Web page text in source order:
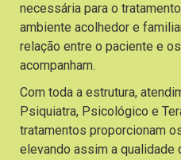
necessária para o
ambiente acolhedor e
relação entre o paciente e
acompanham.
Com toda a estrutura,
Psiquiatra, Psicológico e
tratamentos proporcionam
elevando assim a qualidade